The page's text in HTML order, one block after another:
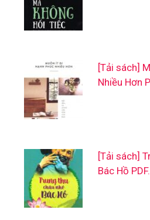
[Tải sách]
Nhiều Hơn
[Tải sách]
Bác Hồ PDF.